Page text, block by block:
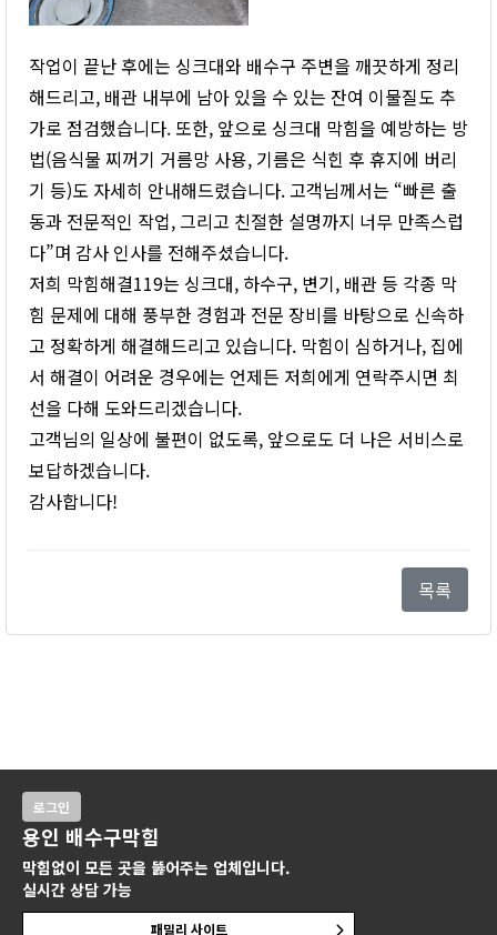
작업이 끝난 후에는 싱크대와 배수구 주변을 깨끗하게 정리
해드리고, 배관 내부에 남아 있을 수 있는 잔여 이물질도 추
가로 점검했습니다. 또한, 앞으로 싱크대 막힘을 예방하는 방
법(음식물 찌꺼기 거름망 사용, 기름은 식힌 후 휴지에 버리
기 등)도 자세히 안내해드렸습니다. 고객님께서는 “빠른 출
동과 전문적인 작업, 그리고 친절한 설명까지 너무 만족스럽
다”며 감사 인사를 전해주셨습니다.
저희 막힘해결119는 싱크대, 하수구, 변기, 배관 등 각종 막
힘 문제에 대해 풍부한 경험과 전문 장비를 바탕으로 신속하
고 정확하게 해결해드리고 있습니다. 막힘이 심하거나, 집에
서 해결이 어려운 경우에는 언제든 저희에게 연락주시면 최
선을 다해 도와드리겠습니다.
고객님의 일상에 불편이 없도록, 앞으로도 더 나은 서비스로
보답하겠습니다.
감사합니다!
목록
로그인
용인 배수구막힘
막힘없이 모든 곳을 뚫어주는 업체입니다.
실시간 상담 가능
패밀리 사이트